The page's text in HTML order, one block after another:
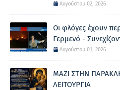
Αυγούστου 02, 2026
Οι φλόγες έχουν
Γερμενό -
Αυγούστου 01, 2026
ΜΑΖΙ ΣΤΗΝ
ΛΕΙΤΟΥΡΓΙΑ